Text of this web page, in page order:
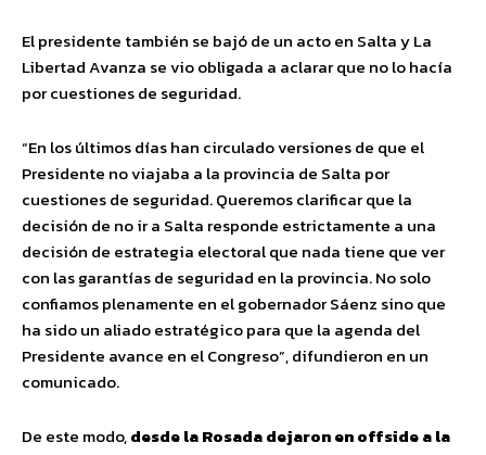
El presidente también se bajó de un acto en Salta y La
Libertad Avanza se vio obligada a aclarar que no lo hacía
por cuestiones de seguridad.
“En los últimos días han circulado versiones de que el
Presidente no viajaba a la provincia de Salta por
cuestiones de seguridad. Queremos clarificar que la
decisión de no ir a Salta responde estrictamente a una
decisión de estrategia electoral que nada tiene que ver
con las garantías de seguridad en la provincia. No solo
confiamos plenamente en el gobernador Sáenz sino que
ha sido un aliado estratégico para que la agenda del
Presidente avance en el Congreso”, difundieron en un
comunicado.
De este modo,desde la Rosada dejaron en offside a la